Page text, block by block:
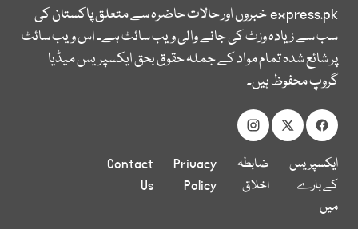
express.pkخبروں اور حالات حاضرہ سے متعلق پاکستان کی
سب سے زیادہ وزٹ کی جانے والی ویب سائٹ ہے۔ اس ویب سائٹ
پر شائع شدہ تمام مواد کے جملہ حقوق بحق ایکسپریس میڈیا
گروپ محفوظ ہیں۔
ایکسپریس
کے بارے
میں
ضابطہ
اخلاق
Privacy
Policy
Contact
Us